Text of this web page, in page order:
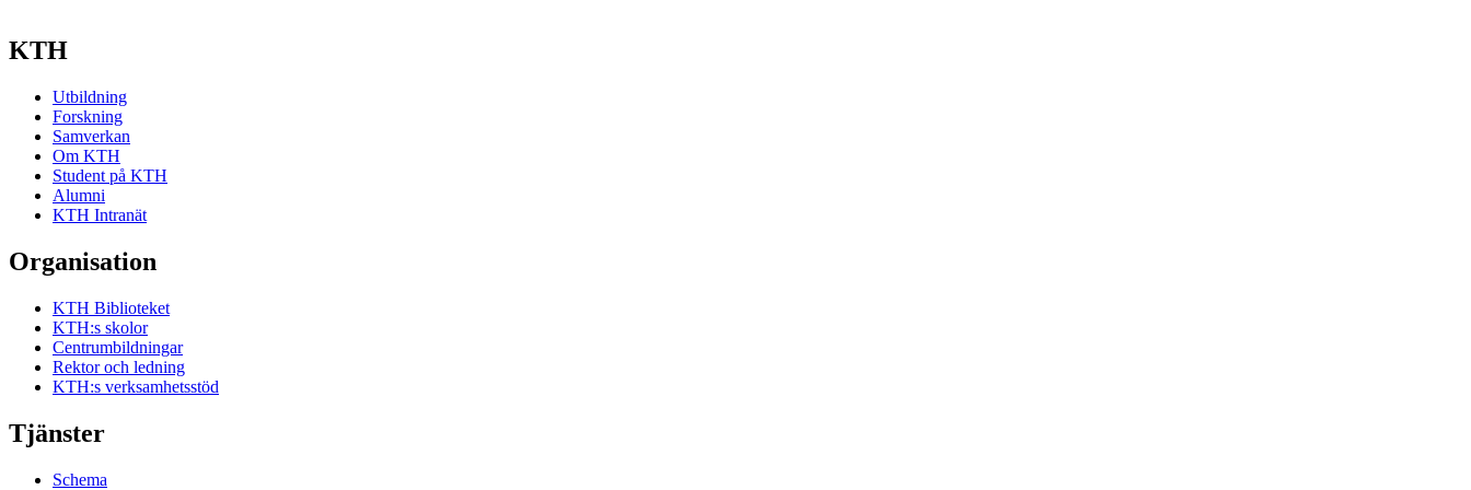
KTH
Utbildning
Forskning
Samverkan
Om KTH
Student på KTH
Alumni
KTH Intranät
Organisation
KTH Biblioteket
KTH:s skolor
Centrumbildningar
Rektor och ledning
KTH:s verksamhetsstöd
Tjänster
Schema